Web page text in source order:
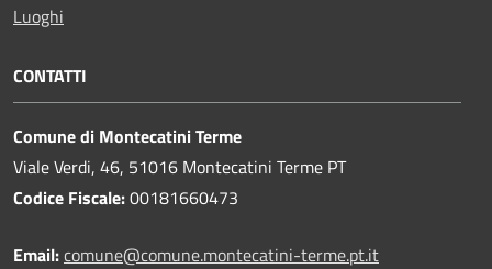
Luoghi
CONTATTI
Comune di Montecatini Terme
Viale Verdi, 46, 51016 Montecatini Terme PT
Codice Fiscale:00181660473
Email:comune@comune.montecatini-terme.pt.it